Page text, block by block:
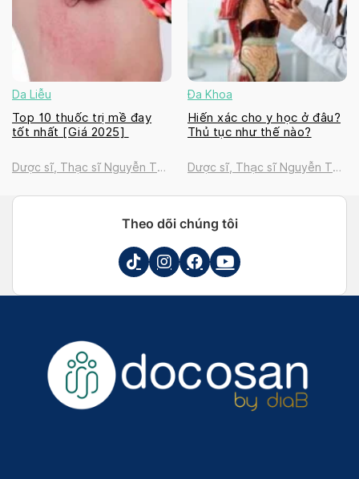
Da Liễu
Top 10 thuốc trị mề đay
tốt nhất [Giá 2025]
Dược sĩ, Thạc sĩ Nguyễn Thị
Đa Khoa
Hiến xác cho y học ở đâu?
Thủ tục như thế nào?
Dược sĩ, Thạc sĩ Nguyễn Thị
Theo dõi chúng tôi